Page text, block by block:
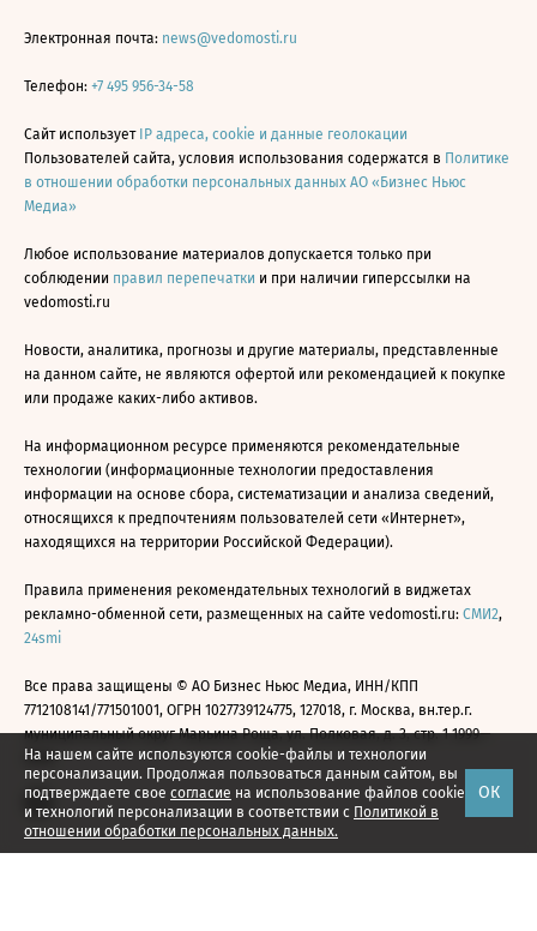
На нашем сайте используются cookie-файлы и технологии
персонализации. Продолжая пользоваться данным сайтом, вы
подтверждаете свое согласие на использование файлов cookie
и технологий персонализации в соответствии с Политикой в
отношении обработки персональных данных.
ОК
Электронная почта: news@vedomosti.ru
Телефон: +7 495 956-34-58
Сайт использует IP адреса, cookie и данные геолокации
Пользователей сайта, условия использования содержатся в Политике
в отношении обработки персональных данных АО «Бизнес Ньюс
Медиа»
Любое использование материалов допускается только при
соблюдении правил перепечатки и при наличии гиперссылки на
vedomosti.ru
Новости, аналитика, прогнозы и другие материалы, представленные
на данном сайте, не являются офертой или рекомендацией к покупке
или продаже каких-либо активов.
На информационном ресурсе применяются рекомендательные
технологии (информационные технологии предоставления
информации на основе сбора, систематизации и анализа сведений,
относящихся к предпочтениям пользователей сети «Интернет»,
находящихся на территории Российской Федерации).
Правила применения рекомендательных технологий в виджетах
рекламно-обменной сети, размещенных на сайте vedomosti.ru: СМИ2,
24smi
Все права защищены © АО Бизнес Ньюс Медиа, ИНН/КПП
7712108141/771501001, ОГРН 1027739124775, 127018, г. Москва, вн.тер.г.
муниципальный округ Марьина Роща, ул. Полковая, д. 3, стр. 1 1999—
2026